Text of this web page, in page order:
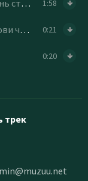
1:58
брови 0:21
0:20
трек